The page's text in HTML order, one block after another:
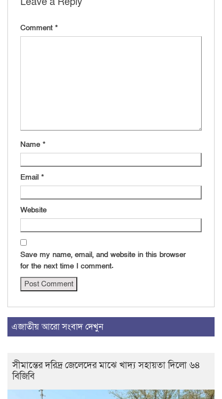
Comment *
Name *
Email *
Website
Save my name, email, and website in this browser
for the next time I comment.
এজাতীয় আরো সংবাদ দেখুন
সীমান্তের দরিদ্র জেলেদের মাঝে খাদ্য সহায়তা দিলো ৬৪
বিজিবি